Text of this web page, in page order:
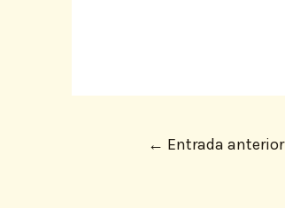
← Entrada anterior